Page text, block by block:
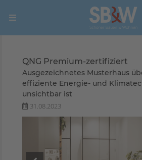
QNG Premium-zertifiziert
Ausgezeichnetes Musterhaus
effiziente Energie- und
unsichtbar ist
31.08.2023